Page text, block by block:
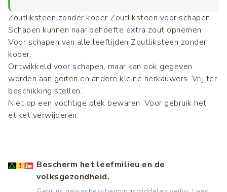
Zoutliksteen zonder koper Zoutliksteen voor schapen
Schapen kunnen naar behoefte extra zout opnemen
Voor schapen van alle leeftijden Zoutliksteen zonder
koper.
Ontwikkeld voor schapen, maar kan ook gegeven
worden aan geiten en andere kleine herkauwers. Vrij ter
beschikking stellen.
Niet op een vochtige plek bewaren. Voor gebruik het
etiket verwijderen.
Bescherm het leefmilieu en de
volksgezondheid.